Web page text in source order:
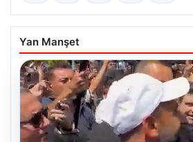
Yan Manşet